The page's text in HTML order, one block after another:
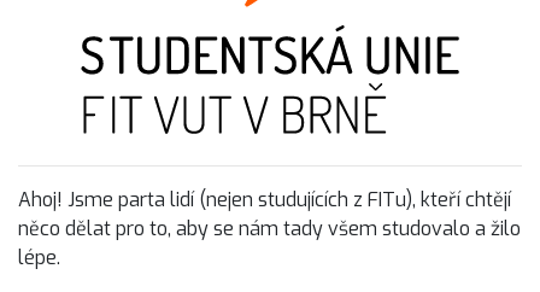
Ahoj! Jsme parta lidí (nejen studujících z FITu), kteří chtějí
něco dělat pro to, aby se nám tady všem studovalo a žilo
lépe.